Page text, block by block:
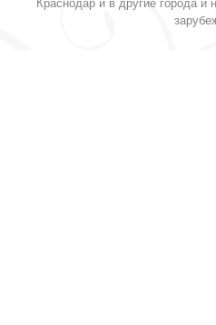
Краснодар и в другие города и